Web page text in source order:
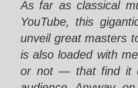
As far as classical
YouTube, this
unveil great masters
is also loaded with
or not ― that find it